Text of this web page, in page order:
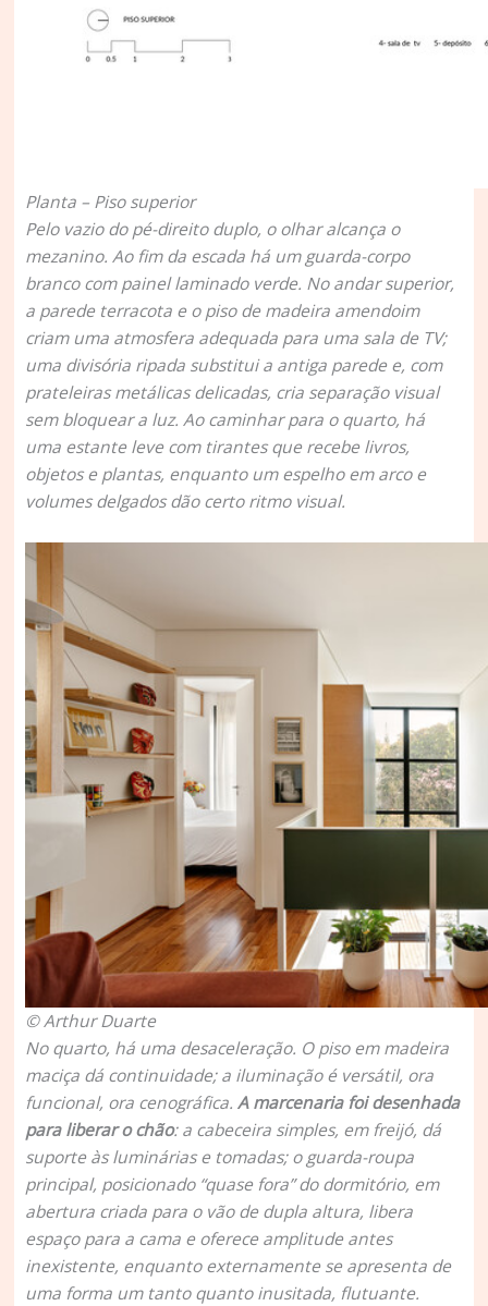
Planta – Piso superior
Pelo vazio do pé-direito duplo, o olhar alcança o
mezanino. Ao fim da escada há um guarda-corpo
branco com painel laminado verde. No andar superior,
a parede terracota e o piso de madeira amendoim
criam uma atmosfera adequada para uma sala de TV;
uma divisória ripada substitui a antiga parede e, com
prateleiras metálicas delicadas, cria separação visual
sem bloquear a luz. Ao caminhar para o quarto, há
uma estante leve com tirantes que recebe livros,
objetos e plantas, enquanto um espelho em arco e
volumes delgados dão certo ritmo visual.
© Arthur Duarte
No quarto, há uma desaceleração. O piso em madeira
maciça dá continuidade; a iluminação é versátil, ora
funcional, ora cenográfica.A marcenaria foi desenhada
para liberar o chão: a cabeceira simples, em freijó, dá
suporte às luminárias e tomadas; o guarda-roupa
principal, posicionado “quase fora” do dormitório, em
abertura criada para o vão de dupla altura, libera
espaço para a cama e oferece amplitude antes
inexistente, enquanto externamente se apresenta de
uma forma um tanto quanto inusitada, flutuante.